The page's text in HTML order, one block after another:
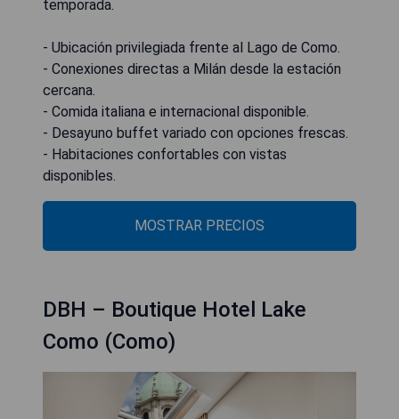
temporada.
- Ubicación privilegiada frente al Lago de Como.
- Conexiones directas a Milán desde la estación
cercana.
- Comida italiana e internacional disponible.
- Desayuno buffet variado con opciones frescas.
- Habitaciones confortables con vistas
disponibles.
MOSTRAR PRECIOS
DBH – Boutique Hotel Lake
Como (Como)